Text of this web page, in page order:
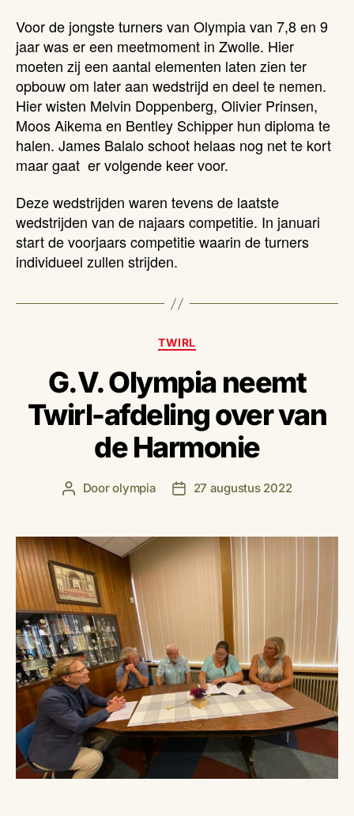
Voor de jongste turners van Olympia van 7,8 en 9
jaar was er een meetmoment in Zwolle. Hier
moeten zij een aantal elementen laten zien ter
opbouw om later aan wedstrijd en deel te nemen.
Hier wisten Melvin Doppenberg, Olivier Prinsen,
Moos Aikema en Bentley Schipper hun diploma te
halen. James Balalo schoot helaas nog net te kort
maar gaat er volgende keer voor.
Deze wedstrijden waren tevens de laatste
wedstrijden van de najaars competitie. In januari
start de voorjaars competitie waarin de turners
individueel zullen strijden.
Categorieën
TWIRL
G.V. Olympia neemt
Twirl-afdeling over van
de Harmonie
Berichtauteur
Doorolympia Berichtdatum
27 augustus 2022